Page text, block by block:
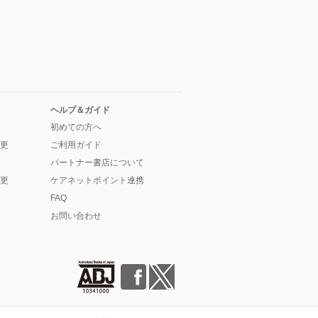
ヘルプ＆ガイド
初めての方へ
ご利用ガイド
パートナー書店について
ケアネットポイント連携
FAQ
お問い合わせ